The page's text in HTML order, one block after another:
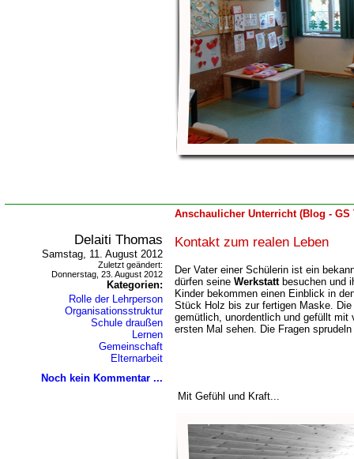
Anschaulicher Unterricht (Blog - GS
Delaiti Thomas
Samstag, 11. August 2012
Zuletzt geändert:
Donnerstag, 23. August 2012
Kategorien:
Rolle der Lehrperson
Organisationsstruktur
Schule draußen
Lernen
Gemeinschaft
Elternarbeit
Noch kein Kommentar ...
Kontakt zum realen Leben
Der Vater einer Schülerin ist ein
dürfen seine Werkstattbesuchen und
Kinder bekommen einen Einblick in
Stück Holz bis zur fertigen Maske.
gemütlich, unordentlich und gefüllt mit
ersten Mal sehen. Die Fragen
Mit Gefühl und Kraft...